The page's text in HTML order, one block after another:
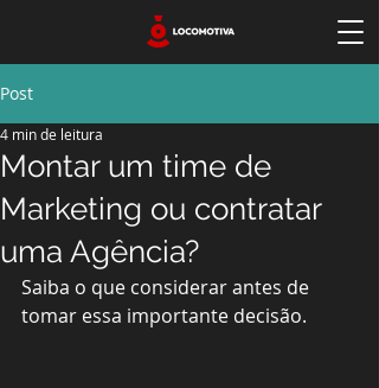
Post
Montar um time de
Marketing ou contratar
uma Agência?
4 min de leitura
Saiba o que considerar antes de
tomar essa importante decisão.